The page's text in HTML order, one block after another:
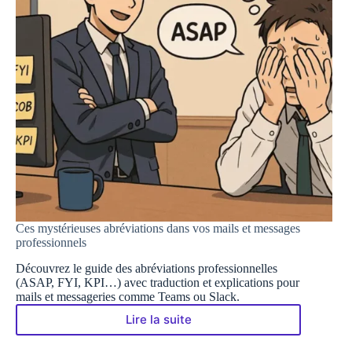
Ces mystérieuses abréviations dans vos mails et messages
professionnels
Découvrez le guide des abréviations professionnelles
(ASAP, FYI, KPI…) avec traduction et explications pour
mails et messageries comme Teams ou Slack.
Lire la suite
Ces